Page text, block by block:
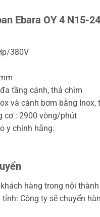
Ebara OY 4 N15-
380V
tầng cánh, thả chìm
và cánh bơm bằng Inox,
cơ : 2900 vòng/phút
y chính hãng.
hàng trong nội
Công ty sẽ chuyển